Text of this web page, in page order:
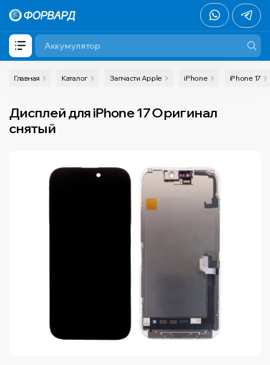
Главная Каталог Запчасти Apple iPhone iPhone 17
Дисплей для iPhone 17 Оригинал
снятый